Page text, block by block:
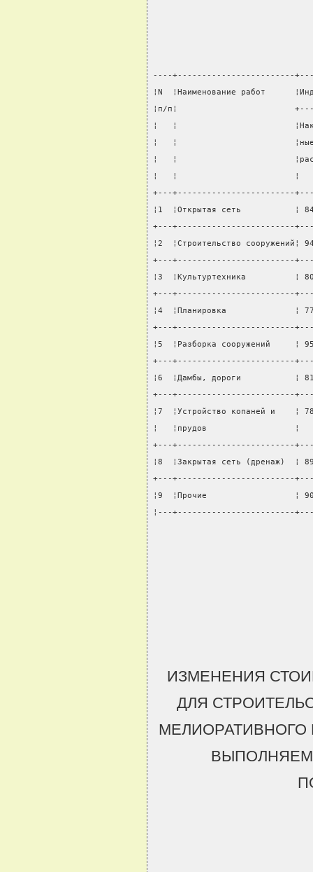
----+------------------------
¦N  ¦Наименование работ
¦п/п¦
¦   ¦                        ¦Наклад-
¦   ¦                        ¦ные
¦   ¦
¦   ¦                        ¦
+---+------------------------
¦1  ¦Открытая сеть           ¦
+---+------------------------
¦2  ¦Строительство сооружений¦
+---+------------------------
¦3  ¦Культуртехника          ¦
+---+------------------------
¦4  ¦Планировка              ¦
+---+------------------------
¦5  ¦Разборка сооружений     ¦
+---+------------------------
¦6  ¦Дамбы, дороги           ¦
+---+------------------------
¦7  ¦Устройство копаней и    ¦
¦   ¦прудов
+---+------------------------
¦8  ¦Закрытая сеть (дренаж)  ¦
+---+------------------------
¦9  ¦Прочие                  ¦
¦---+------------------------
ИЗМЕНЕНИЯ
ДЛЯ
МЕЛИОРАТИВНОГО